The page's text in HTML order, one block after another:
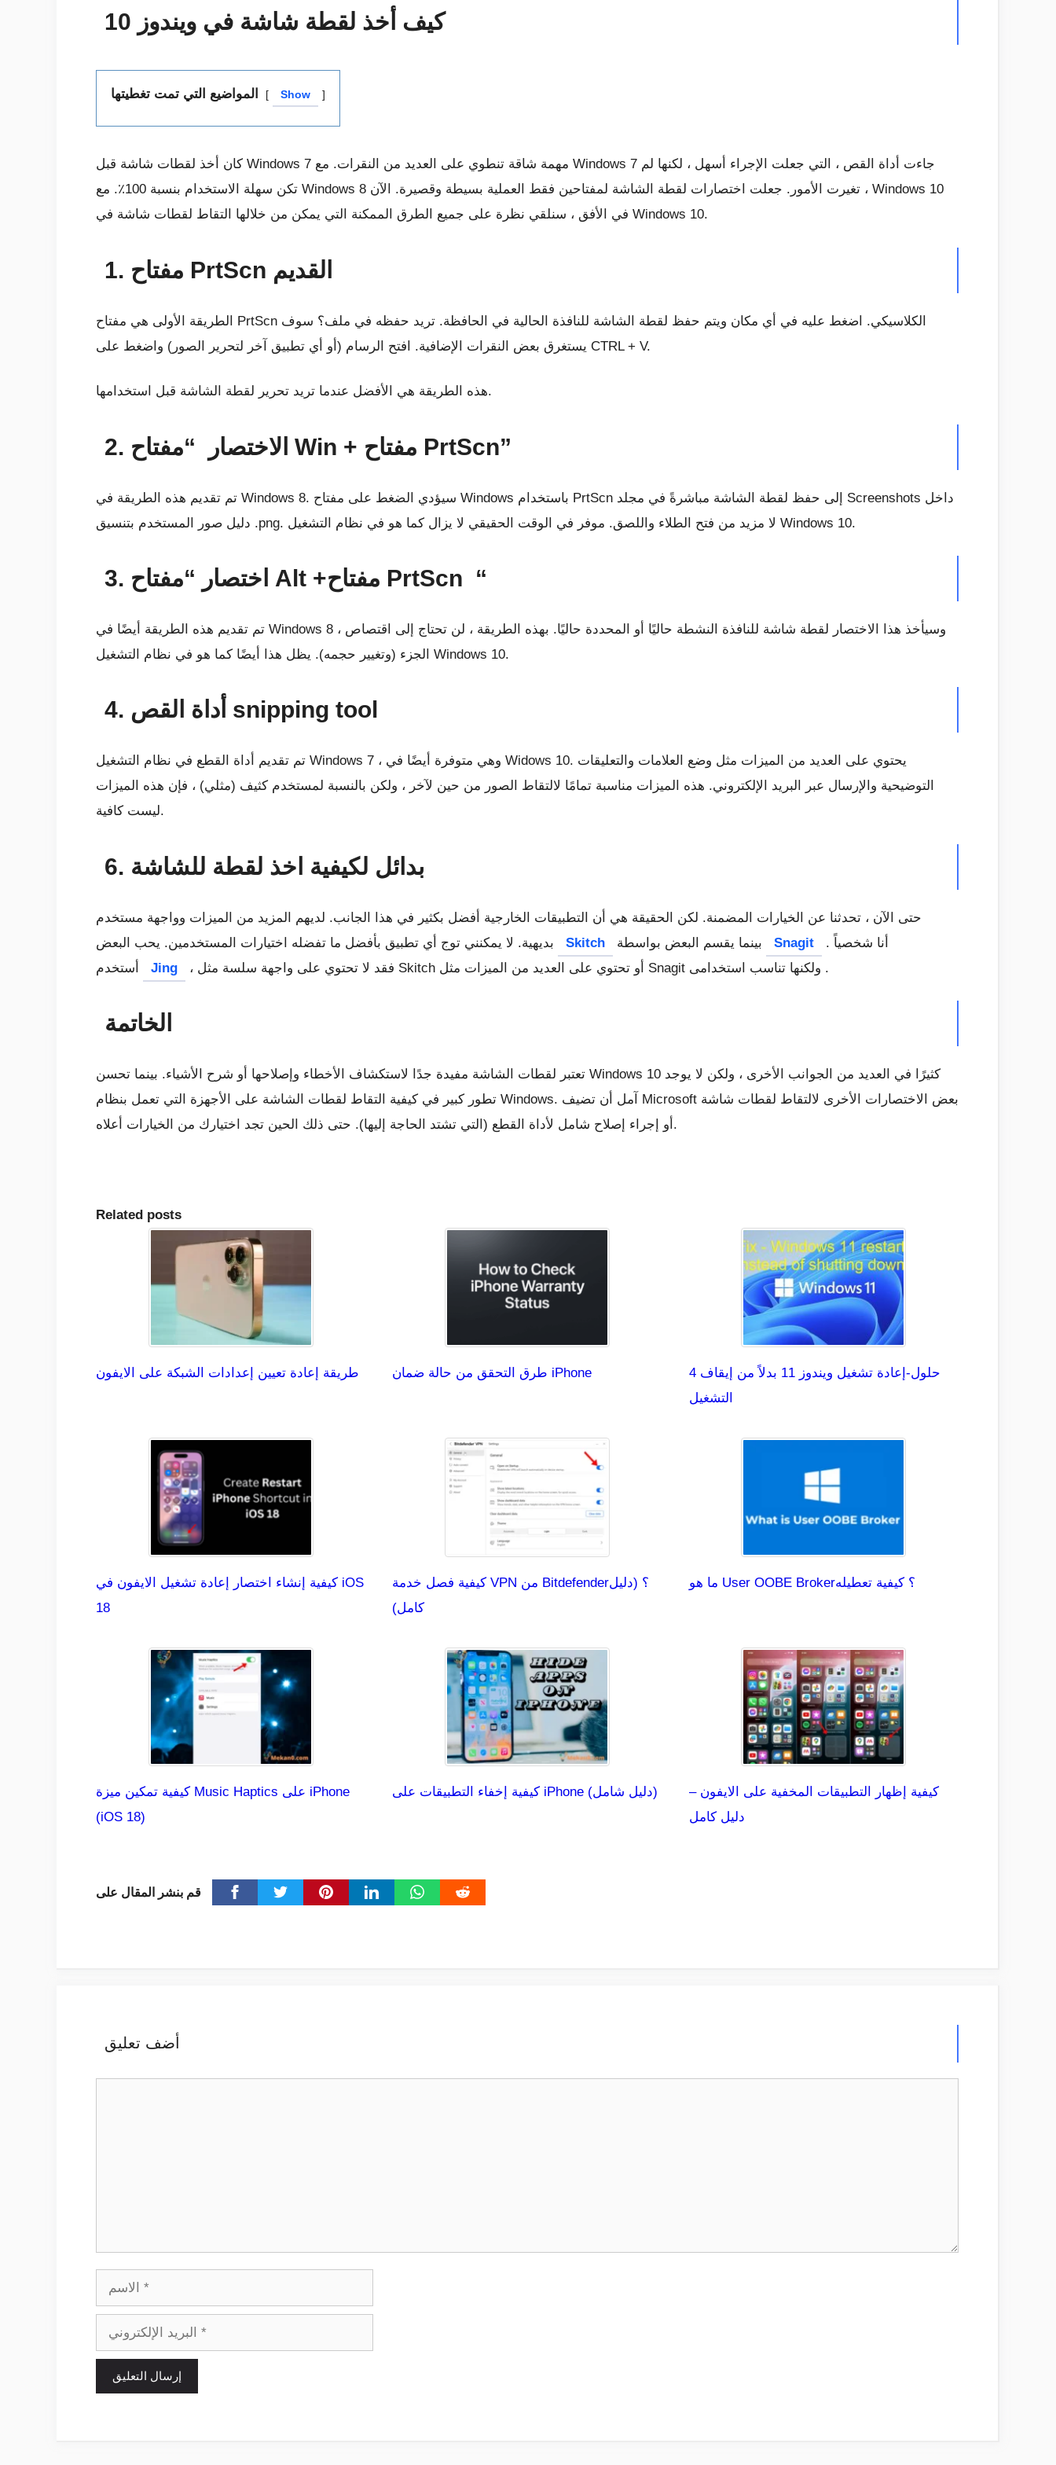
كيف أخذ لقطة شاشة في ويندوز 10
المواضيع التي تمت تغطيتها Show
كان أخذ لقطات شاشة قبل Windows 7 مهمة شاقة تنطوي على العديد من النقرات. مع Windows 7 جاءت أداة القص ، التي جعلت الإجراء أسهل ، لكنها لم
تكن سهلة الاستخدام بنسبة 100٪. مع Windows 8 تغيرت الأمور. جعلت اختصارات لقطة الشاشة لمفتاحين فقط العملية بسيطة وقصيرة. الآن ، Windows 10
في الأفق ، سنلقي نظرة على جميع الطرق الممكنة التي يمكن من خلالها التقاط لقطات شاشة في Windows 10.
1. مفتاح PrtScn القديم
الطريقة الأولى هي مفتاح PrtScn الكلاسيكي. اضغط عليه في أي مكان ويتم حفظ لقطة الشاشة للنافذة الحالية في الحافظة. تريد حفظه في ملف؟ سوف
يستغرق بعض النقرات الإضافية. افتح الرسام (أو أي تطبيق آخر لتحرير الصور) واضغط على CTRL + V.
هذه الطريقة هي الأفضل عندما تريد تحرير لقطة الشاشة قبل استخدامها.
2. الاختصار “مفتاح Win + مفتاح PrtScn”
تم تقديم هذه الطريقة في Windows 8. سيؤدي الضغط على مفتاح Windows باستخدام PrtScn إلى حفظ لقطة الشاشة مباشرةً في مجلد Screenshots داخل
دليل صور المستخدم بتنسيق .png. لا مزيد من فتح الطلاء واللصق. موفر في الوقت الحقيقي لا يزال كما هو في نظام التشغيل Windows 10.
3. اختصار “مفتاح Alt +مفتاح PrtScn “
تم تقديم هذه الطريقة أيضًا في Windows 8 ، وسيأخذ هذا الاختصار لقطة شاشة للنافذة النشطة حاليًا أو المحددة حاليًا. بهذه الطريقة ، لن تحتاج إلى اقتصاص
الجزء (وتغيير حجمه). يظل هذا أيضًا كما هو في نظام التشغيل Windows 10.
4. أداة القص snipping tool
تم تقديم أداة القطع في نظام التشغيل Windows 7 ، وهي متوفرة أيضًا في Widows 10. يحتوي على العديد من الميزات مثل وضع العلامات والتعليقات
التوضيحية والإرسال عبر البريد الإلكتروني. هذه الميزات مناسبة تمامًا لالتقاط الصور من حين لآخر ، ولكن بالنسبة لمستخدم كثيف (مثلي) ، فإن هذه الميزات
ليست كافية.
6. بدائل لكيفية اخذ لقطة للشاشة
حتى الآن ، تحدثنا عن الخيارات المضمنة. لكن الحقيقة هي أن التطبيقات الخارجية أفضل بكثير في هذا الجانب. لديهم المزيد من الميزات وواجهة مستخدم
Skitch Snagit
. أنا شخصياً
Jing ، فقد لا تحتوي على واجهة سلسة مثل Skitch أو تحتوي على العديد من الميزات مثل Snagit ولكنها تناسب استخدامى .
الخاتمة
تعتبر لقطات الشاشة مفيدة جدًا لاستكشاف الأخطاء وإصلاحها أو شرح الأشياء. بينما تحسن Windows 10 كثيرًا في العديد من الجوانب الأخرى ، ولكن لا يوجد
تطور كبير في كيفية التقاط لقطات الشاشة على الأجهزة التي تعمل بنظام Windows. آمل أن تضيف Microsoft بعض الاختصارات الأخرى لالتقاط لقطات شاشة
أو إجراء إصلاح شامل لأداة القطع (التي تشتد الحاجة إليها). حتى ذلك الحين تجد اختيارك من الخيارات أعلاه.
Related posts
طريقة إعادة تعيين إعدادات الشبكة على الايفون طرق التحقق من حالة ضمان iPhone
4 حلول-إعادة تشغيل ويندوز 11 بدلاً من إيقاف
التشغيل
كيفية إنشاء اختصار إعادة تشغيل الايفون في iOS
18
كيفية فصل خدمة VPN من Bitdefender؟ (دليل
كامل)
ما هو User OOBE Broker؟ كيفية تعطيله
كيفية تمكين ميزة Music Haptics على iPhone
(iOS 18)
كيفية إخفاء التطبيقات على iPhone (دليل شامل)
كيفية إظهار التطبيقات المخفية على الايفون –
دليل كامل
أضف تعليق
الإلكتروني